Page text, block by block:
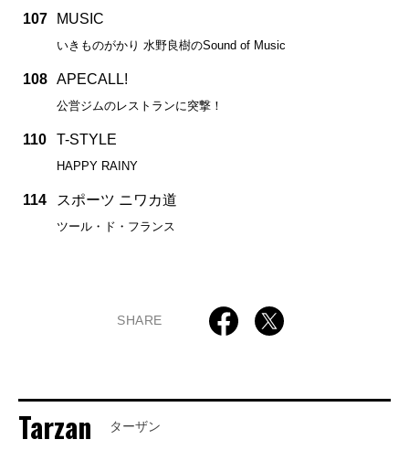
107 MUSIC
いきものがかり 水野良樹のSound of Music
108 APECALL!
公営ジムのレストランに突撃！
110 T-STYLE
HAPPY RAINY
114 スポーツ ニワカ道
ツール・ド・フランス
SHARE
Tarzan ターザン